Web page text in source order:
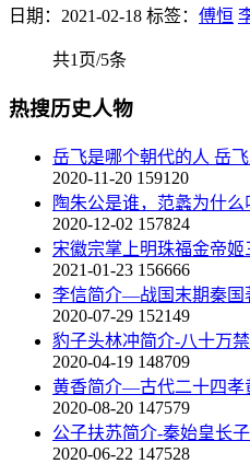
日期：2021-02-18 标签： 傅恒
共1页/5条
热搜历史人物
岳飞是哪个朝代的人 岳
2020-11-20 159120
陶朱公是谁，范蠡为什么
2020-12-02 157824
宋徽宗掌上明珠福金帝
2021-01-23 156666
李信简介—战国末期秦国
2020-07-29 152149
豹子头林冲简介-八十万
2020-04-19 148709
黄香简介—古代二十四孝
2020-08-20 147579
公子扶苏简介-秦始皇长子
2020-06-22 147528